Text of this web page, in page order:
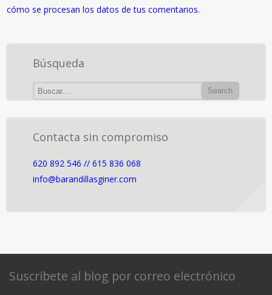
cómo se procesan los datos de tus comentarios.
Búsqueda
Contacta sin compromiso
620 892 546 // 615 836 068
info@barandillasginer.com
Suscríbete al blog por correo electrónico